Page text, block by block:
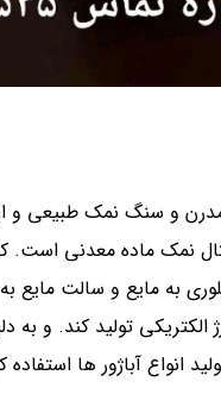
و سنگ نمک طبیعی و
نمک ماده معدنی است.
به مایع و سالت مایع
تولید کند. و به
انواع آباژور ها استفاده